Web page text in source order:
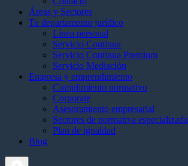
Áreas y Sectores
Tu departamento jurídico
Línea personal
Servicio Continua
Servicio Continua Premium
Servicio Mediación
Empresa y emprendimiento
Cumplimiento normativo
Corporate
Asesoramiento empresarial
Sectores de normativa especializada
Plan de igualdad
Blog